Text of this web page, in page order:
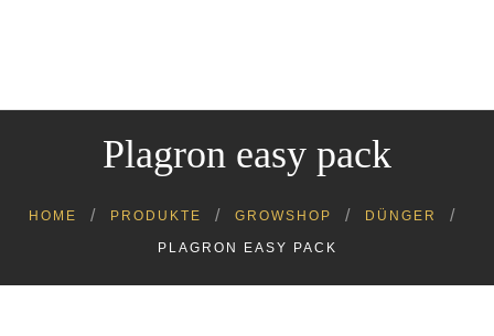
Growshop
Kosmetik
Plagron easy pack
HOME PRODUKTE GROWSHOP DÜNGER
PLAGRON EASY PACK